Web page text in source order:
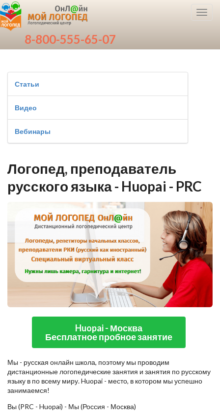
8-800-555-65-07
Статьи
Видео
Вебинары
Логопед, преподаватель
русского языка - Huopai - PRC
Huopai - Москва
Бесплатное пробное занятие
Мы - русская онлайн школа, поэтому мы проводим
дистанционные логопедические занятия и занятия по русскому
языку в по всему миру. Huopai - место, в котором мы успешно
занимаемся!
Вы (PRC - Huopai) - Мы (Россия - Москва)